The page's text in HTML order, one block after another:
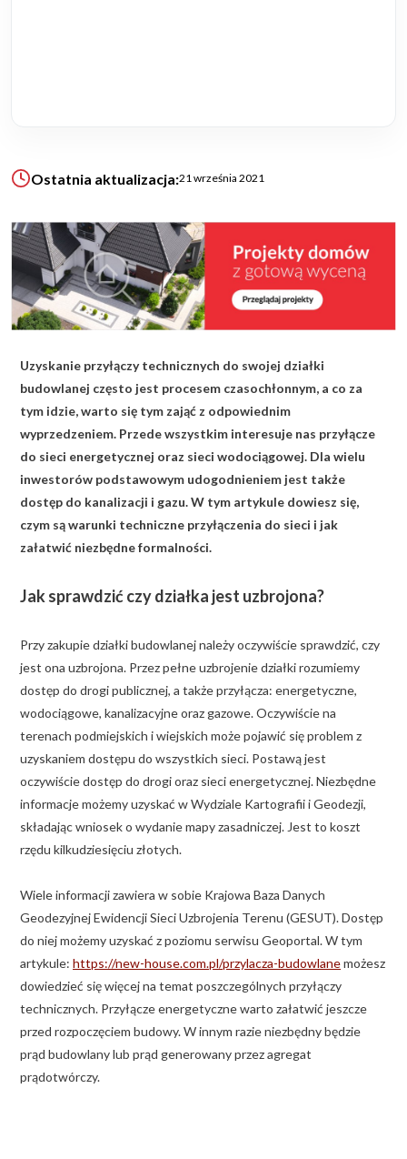
Ogrody
KALKULATOR BUDOWY
BLOG
O NAS
KONAKT
ZAPISZ SIĘ
Ostatnia aktualizacja:21 września 2021
Uzyskanie przyłączy technicznych do swojej działki
budowlanej często jest procesem czasochłonnym, a co za
tym idzie, warto się tym zająć z odpowiednim
wyprzedzeniem. Przede wszystkim interesuje nas przyłącze
do sieci energetycznej oraz sieci wodociągowej. Dla wielu
inwestorów podstawowym udogodnieniem jest także
dostęp do kanalizacji i gazu. W tym artykule dowiesz się,
czym są warunki techniczne przyłączenia do sieci i jak
załatwić niezbędne formalności.
Jak sprawdzić czy działka jest uzbrojona?
Przy zakupie działki budowlanej należy oczywiście sprawdzić, czy
jest ona uzbrojona. Przez pełne uzbrojenie działki rozumiemy
dostęp do drogi publicznej, a także przyłącza: energetyczne,
wodociągowe, kanalizacyjne oraz gazowe. Oczywiście na
terenach podmiejskich i wiejskich może pojawić się problem z
uzyskaniem dostępu do wszystkich sieci. Postawą jest
oczywiście dostęp do drogi oraz sieci energetycznej. Niezbędne
informacje możemy uzyskać w Wydziale Kartografii i Geodezji,
składając wniosek o wydanie mapy zasadniczej. Jest to koszt
rzędu kilkudziesięciu złotych.
Wiele informacji zawiera w sobie Krajowa Baza Danych
Geodezyjnej Ewidencji Sieci Uzbrojenia Terenu (GESUT). Dostęp
do niej możemy uzyskać z poziomu serwisu Geoportal. W tym
artykule: https://new-house.com.pl/przylacza-budowlanemożesz
dowiedzieć się więcej na temat poszczególnych przyłączy
technicznych. Przyłącze energetyczne warto załatwić jeszcze
przed rozpoczęciem budowy. W innym razie niezbędny będzie
prąd budowlany lub prąd generowany przez agregat
prądotwórczy.